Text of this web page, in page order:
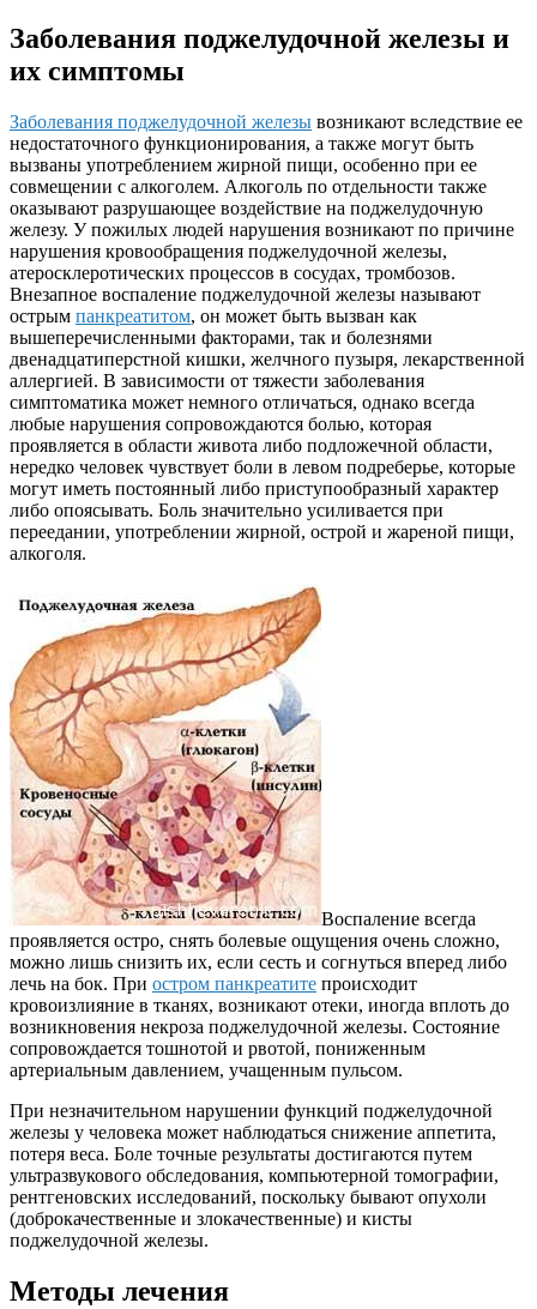
Заболевания поджелудочной железы и
их симптомы
Заболевания поджелудочной железы возникают вследствие ее
недостаточного функционирования, а также могут быть
вызваны употреблением жирной пищи, особенно при ее
совмещении с алкоголем. Алкоголь по отдельности также
оказывают разрушающее воздействие на поджелудочную
железу. У пожилых людей нарушения возникают по причине
нарушения кровообращения поджелудочной железы,
атеросклеротических процессов в сосудах, тромбозов.
Внезапное воспаление поджелудочной железы называют
острым панкреатитом, он может быть вызван как
вышеперечисленными факторами, так и болезнями
двенадцатиперстной кишки, желчного пузыря, лекарственной
аллергией. В зависимости от тяжести заболевания
симптоматика может немного отличаться, однако всегда
любые нарушения сопровождаются болью, которая
проявляется в области живота либо подложечной области,
нередко человек чувствует боли в левом подреберье, которые
могут иметь постоянный либо приступообразный характер
либо опоясывать. Боль значительно усиливается при
переедании, употреблении жирной, острой и жареной пищи,
алкоголя.
Воспаление всегда
проявляется остро, снять болевые ощущения очень сложно,
можно лишь снизить их, если сесть и согнуться вперед либо
лечь на бок. При остром панкреатите происходит
кровоизлияние в тканях, возникают отеки, иногда вплоть до
возникновения некроза поджелудочной железы. Состояние
сопровождается тошнотой и рвотой, пониженным
артериальным давлением, учащенным пульсом.
При незначительном нарушении функций поджелудочной
железы у человека может наблюдаться снижение аппетита,
потеря веса. Боле точные результаты достигаются путем
ультразвукового обследования, компьютерной томографии,
рентгеновских исследований, поскольку бывают опухоли
(доброкачественные и злокачественные) и кисты
поджелудочной железы.
Методы лечения